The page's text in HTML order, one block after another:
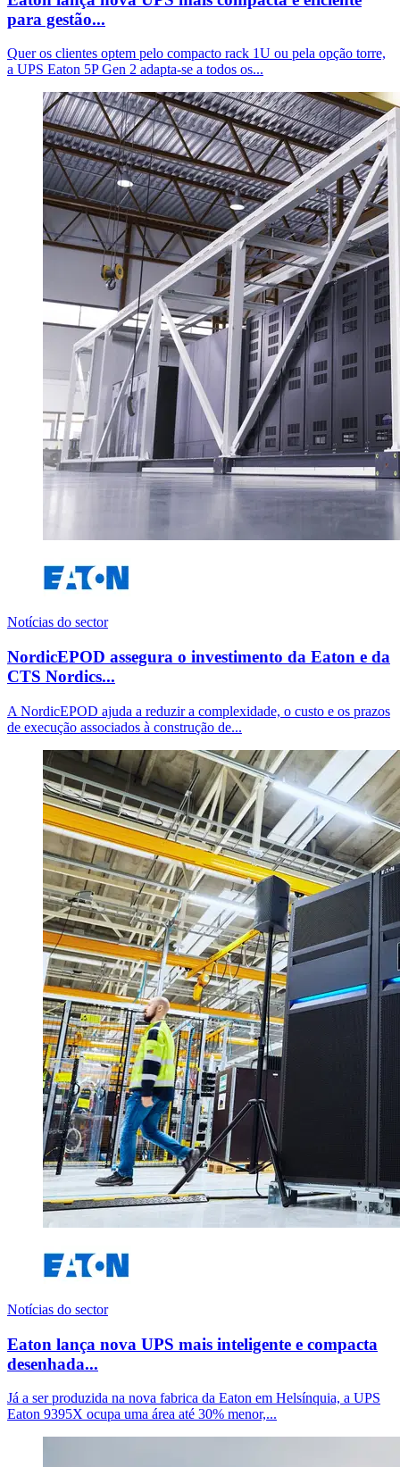
para gestão...
Quer os clientes optem pelo compacto rack 1U ou pela opção torre,
a UPS Eaton 5P Gen 2 adapta-se a todos os...
Notícias do sector
NordicEPOD assegura o investimento da Eaton e da
CTS Nordics...
A NordicEPOD ajuda a reduzir a complexidade, o custo e os prazos
de execução associados à construção de...
Notícias do sector
Eaton lança nova UPS mais inteligente e compacta
desenhada...
Já a ser produzida na nova fabrica da Eaton em Helsínquia, a UPS
Eaton 9395X ocupa uma área até 30% menor,...